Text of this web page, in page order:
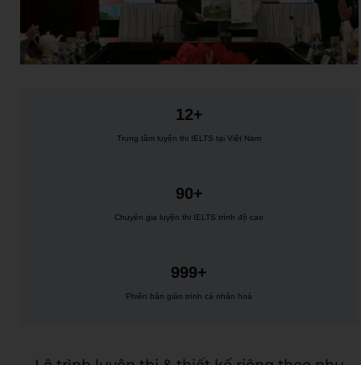
12+
Trung tâm luyện thi IELTS tại Việt Nam
90+
Chuyên gia luyện thi IELTS trình độ cao
999+
Phiên bản giáo trình cá nhân hoá